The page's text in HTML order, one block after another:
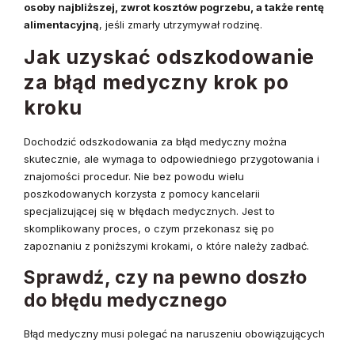
osoby najbliższej, zwrot kosztów pogrzebu, a także rentę
alimentacyjną, jeśli zmarły utrzymywał rodzinę.
Jak uzyskać odszkodowanie
za błąd medyczny krok po
kroku
Dochodzić odszkodowania za błąd medyczny można
skutecznie, ale wymaga to odpowiedniego przygotowania i
znajomości procedur. Nie bez powodu wielu
poszkodowanych korzysta z pomocy kancelarii
specjalizującej się w błędach medycznych. Jest to
skomplikowany proces, o czym przekonasz się po
zapoznaniu z poniższymi krokami, o które należy zadbać.
Sprawdź, czy na pewno doszło
do błędu medycznego
Błąd medyczny musi polegać na naruszeniu obowiązujących